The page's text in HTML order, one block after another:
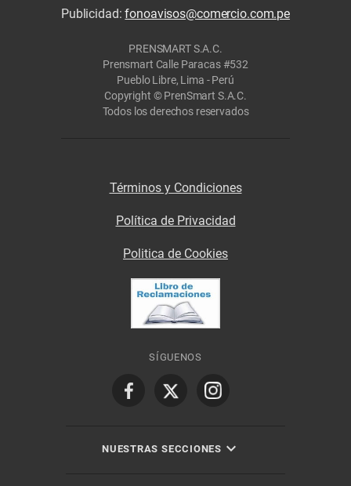
Publicidad:fonoavisos@comercio.com.pe
PRENSMART S.A.C.
Prensmart Calle Paracas #532
Pueblo Libre, Lima - Perú
Copyright © PrenSmart S.A.C.
Todos los derechos reservados
Términos y Condiciones
Política de Privacidad
Politica de Cookies
SÍGUENOS
NUESTRAS SECCIONES